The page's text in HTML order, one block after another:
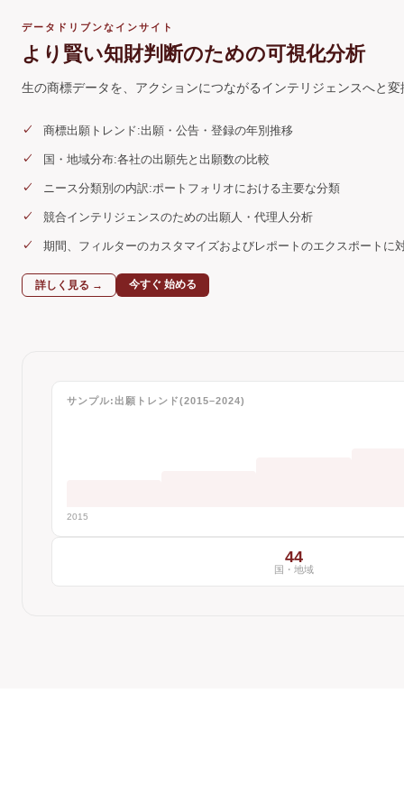
データドリブンなインサイト
より賢い知財判断のための可視化分析
生の商標データを、アクションにつながるインテリジェンスへと
商標出願トレンド:出願・公告・登録の年別推移
国・地域分布:各社の出願先と出願数の比較
ニース分類別の内訳:ポートフォリオにおける主要な分類
競合インテリジェンスのための出願人・代理人分析
期間、フィルターのカスタマイズおよびレポートのエクスポートに
詳しく見る → 今すぐ 始める
サンプル:出願トレンド(2015–2024)
2015
44
国・地域